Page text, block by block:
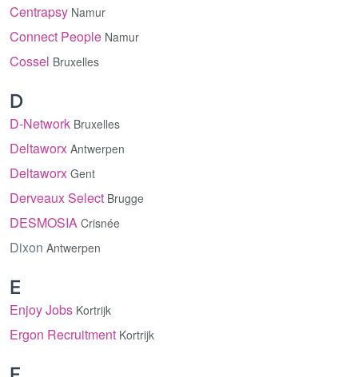
Centrapsy Namur
Connect People Namur
Cossel Bruxelles
D
D-Network Bruxelles
Deltaworx Antwerpen
Deltaworx Gent
Derveaux Select Brugge
DESMOSIA Crisnée
Dixon Antwerpen
E
Enjoy Jobs Kortrijk
Ergon Recruitment Kortrijk